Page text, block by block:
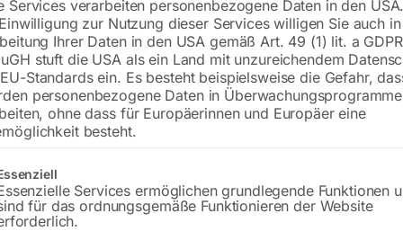
inkl. MwSt. zzgl.Versandkosten
Lieferzeit:ca. 3 – 5 Werktage
Versandkosten Standard (Österreich):€
Bitte beachten Sie: Die Versandkosten
In den
Services verarbeiten personenbezogene Daten in den
zur Nutzung dieser Services willigen Sie auch
Ihrer Daten in den USA gemäß Art. 49 (1) lit. a
stuft die USA als ein Land mit unzureichendem
Standards ein. Es besteht beispielsweise die Gefahr,
personenbezogene Daten in
ohne dass für Europäerinnen und Europäer eine
besteht.
eine Liste der Service-Gruppen, für die eine Einwilligung erteilt
Services ermöglichen grundlegende Funktionen
für das ordnungsgemäße Funktionieren der Website